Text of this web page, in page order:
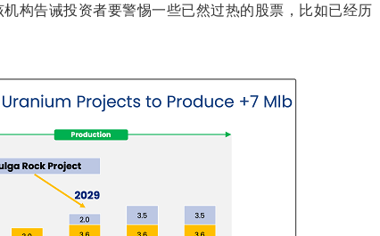
构告诫投资者要警惕一些已然过热的股票，比如已经历